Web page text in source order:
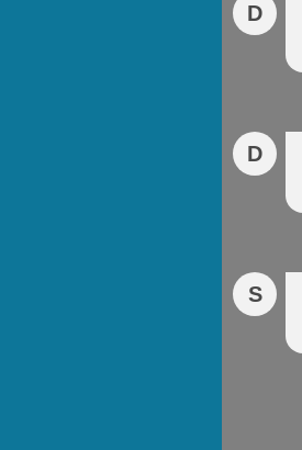
D
D
S